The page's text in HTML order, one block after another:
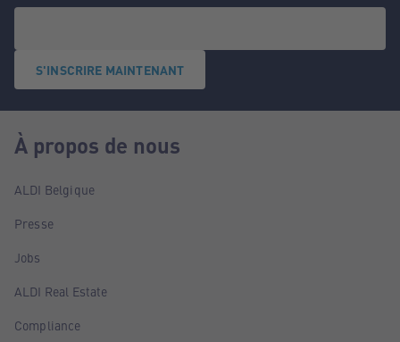
S'INSCRIRE MAINTENANT
À propos de nous
ALDI Belgique
Presse
Jobs
ALDI Real Estate
Compliance